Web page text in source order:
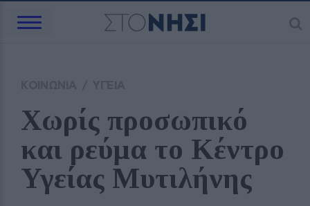
Χωρίς προσωπικό
και ρεύμα το Κέντρο
Υγείας Μυτιλήνης